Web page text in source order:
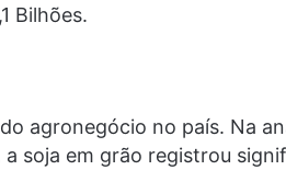
Bilhões.
agronegócio no país. Na
soja em grão registrou